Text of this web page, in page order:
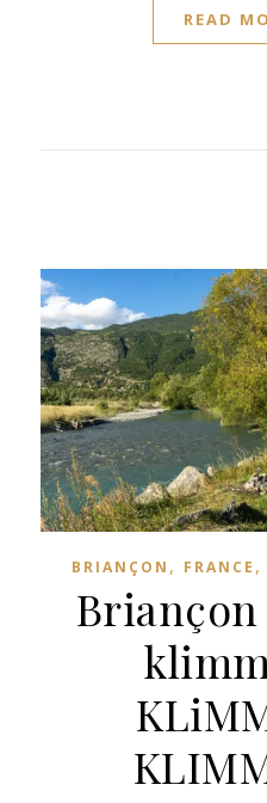
READ
BRIANÇON , FRANCE ,
Briançon